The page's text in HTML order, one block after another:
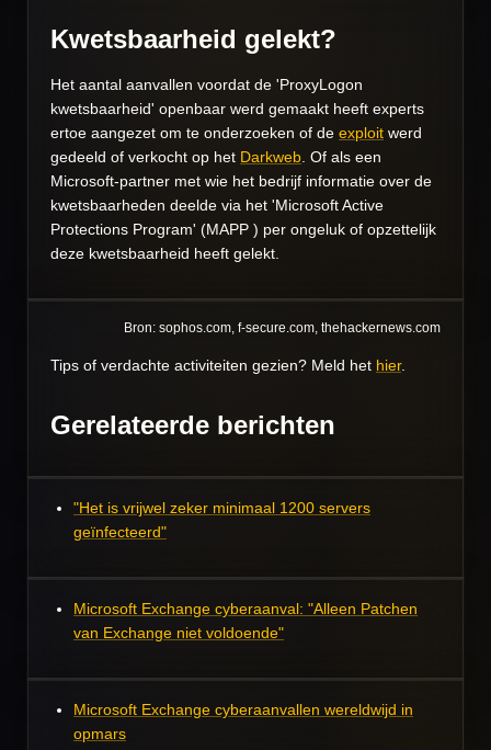
Kwetsbaarheid gelekt?
Het aantal aanvallen voordat de 'ProxyLogon
kwetsbaarheid' openbaar werd gemaakt heeft experts
ertoe aangezet om te onderzoeken of de exploit werd
gedeeld of verkocht op het Darkweb . Of als een
Microsoft-partner met wie het bedrijf informatie over de
kwetsbaarheden deelde via het 'Microsoft Active
Protections Program' (MAPP ) per ongeluk of opzettelijk
deze kwetsbaarheid heeft gelekt.
Bron: sophos.com, f-secure.com, thehackernews.com
Tips of verdachte activiteiten gezien? Meld het hier.
Gerelateerde berichten
"Het is vrijwel zeker minimaal 1200 servers
geïnfecteerd"
Microsoft Exchange cyberaanval: "Alleen Patchen
van Exchange niet voldoende"
Microsoft Exchange cyberaanvallen wereldwijd in
opmars